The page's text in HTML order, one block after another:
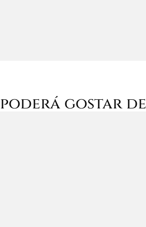
poderá gostar de